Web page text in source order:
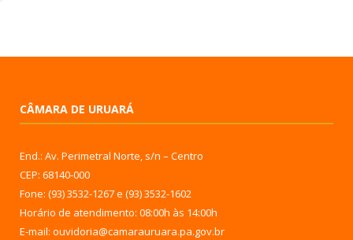
CÂMARA DE URUARÁ
End.: Av. Perimetral Norte, s/n – Centro
CEP: 68140-000
Fone: (93) 3532-1267 e (93) 3532-1602
Horário de atendimento: 08:00h às 14:00h
E-mail: ouvidoria@camarauruara.pa.gov.br